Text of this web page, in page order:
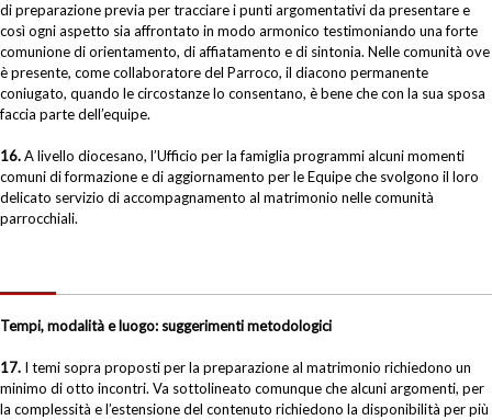
di preparazione previa per tracciare i punti argomentativi da presentare e
così ogni aspetto sia affrontato in modo armonico testimoniando una forte
comunione di orientamento, di affiatamento e di sintonia. Nelle comunità ove
è presente, come collaboratore del Parroco, il diacono permanente
coniugato, quando le circostanze lo consentano, è bene che con la sua sposa
faccia parte dell’equipe.
16.A livello diocesano, l’Ufficio per la famiglia programmi alcuni momenti
comuni di formazione e di aggiornamento per le Equipe che svolgono il loro
delicato servizio di accompagnamento al matrimonio nelle comunità
parrocchiali.
Tempi, modalità e luogo: suggerimenti metodologici
17. I temi sopra proposti per la preparazione al matrimonio richiedono un
minimo di otto incontri. Va sottolineato comunque che alcuni argomenti, per
la complessità e l’estensione del contenuto richiedono la disponibilità per più